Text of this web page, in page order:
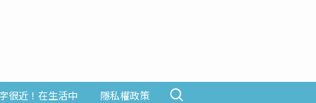
很近！在生活中 隱私權政策